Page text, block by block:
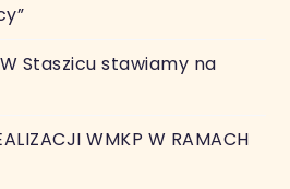
Staszicu stawiamy na
WMKP W RAMACH